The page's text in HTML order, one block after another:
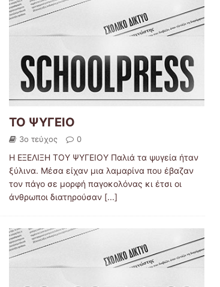
ΤΟ ΨΥΓΕΙΟ
3ο τεύχος 0
Η ΕΞΕΛΙΞΗ ΤΟΥ ΨΥΓΕΙΟΥ Παλιά τα ψυγεία ήταν
ξύλινα. Μέσα είχαν μια λαμαρίνα που έβαζαν
τον πάγο σε μορφή παγοκολόνας κι έτσι οι
άνθρωποι διατηρούσαν [...]